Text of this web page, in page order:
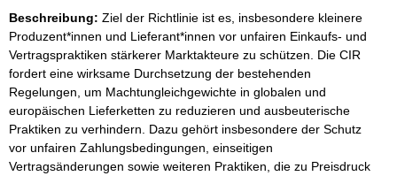
Beschreibung: Ziel der Richtlinie ist es, insbesondere kleinere
Produzent*innen und Lieferant*innen vor unfairen Einkaufs- und
Vertragspraktiken stärkerer Marktakteure zu schützen. Die CIR
fordert eine wirksame Durchsetzung der bestehenden
Regelungen, um Machtungleichgewichte in globalen und
europäischen Lieferketten zu reduzieren und ausbeuterische
Praktiken zu verhindern. Dazu gehört insbesondere der Schutz
vor unfairen Zahlungsbedingungen, einseitigen
Vertragsänderungen sowie weiteren Praktiken, die zu Preisdruck